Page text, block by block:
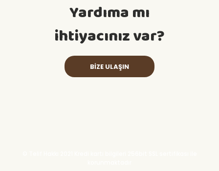
Yardıma mı
ihtiyacınız var?
BİZE ULAŞIN